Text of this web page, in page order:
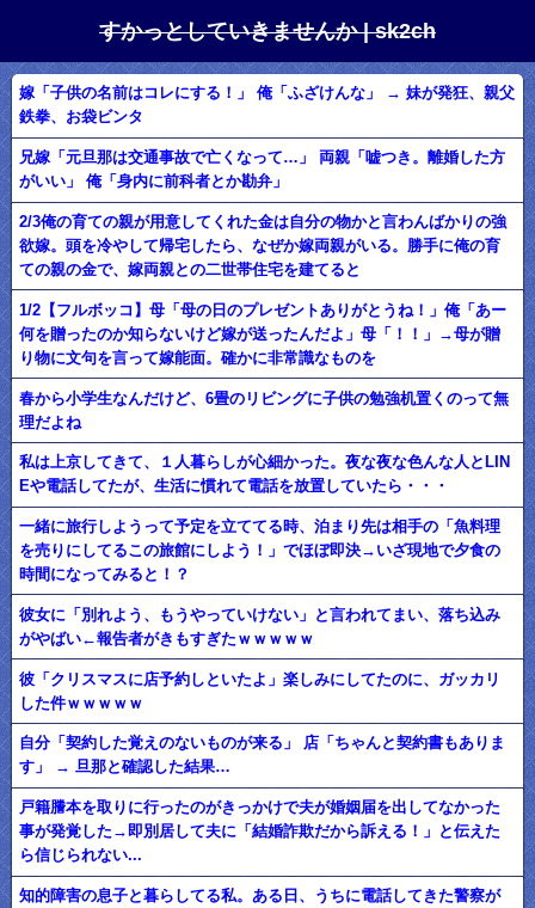
すかっとしていきませんか | sk2ch
嫁「子供の名前はコレにする！」 俺「ふざけんな」 → 妹が発狂、親父
鉄拳、お袋ビンタ
兄嫁「元旦那は交通事故で亡くなって…」 両親「嘘つき。離婚した方
がいい」 俺「身内に前科者とか勘弁」
2/3俺の育ての親が用意してくれた金は自分の物かと言わんばかりの強
欲嫁。頭を冷やして帰宅したら、なぜか嫁両親がいる。勝手に俺の育
ての親の金で、嫁両親との二世帯住宅を建てると
1/2【フルボッコ】母「母の日のプレゼントありがとうね！」俺「あー
何を贈ったのか知らないけど嫁が送ったんだよ」母「！！」→母が贈
り物に文句を言って嫁能面。確かに非常識なものを
春から小学生なんだけど、6畳のリビングに子供の勉強机置くのって無
理だよね
私は上京してきて、１人暮らしが心細かった。夜な夜な色んな人とLIN
Eや電話してたが、生活に慣れて電話を放置していたら・・・
一緒に旅行しようって予定を立ててる時、泊まり先は相手の「魚料理
を売りにしてるこの旅館にしよう！」でほぼ即決→いざ現地で夕食の
時間になってみると！？
彼女に「別れよう、もうやっていけない」と言われてまい、落ち込み
がやばい←報告者がきもすぎたｗｗｗｗｗ
彼「クリスマスに店予約しといたよ」楽しみにしてたのに、ガッカリ
した件ｗｗｗｗｗ
自分「契約した覚えのないものが来る」 店「ちゃんと契約書もありま
す」 → 旦那と確認した結果…
戸籍謄本を取りに行ったのがきっかけで夫が婚姻届を出してなかった
事が発覚した→即別居して夫に「結婚詐欺だから訴える！」と伝えた
ら信じられない...
知的障害の息子と暮らしてる私。ある日、うちに電話してきた警察が